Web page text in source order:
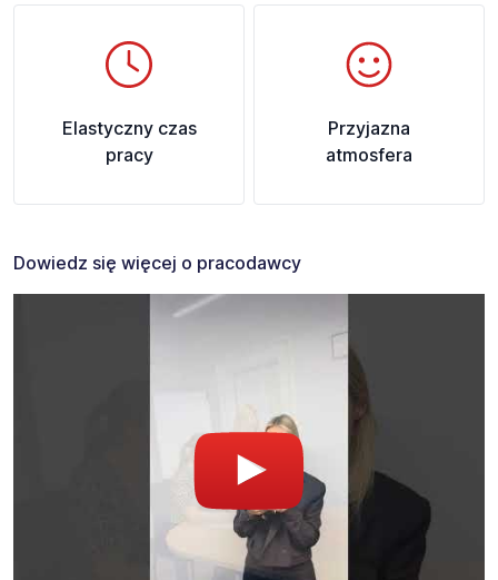
Elastyczny czas
pracy
Przyjazna
atmosfera
Dowiedz się więcej o pracodawcy